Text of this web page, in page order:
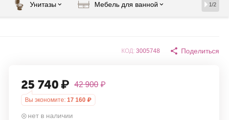
Унитазы Мебель для ванной 1/2
КОД: 3005748 Поделиться
25 740 ₽ 42 900 ₽
Вы экономите: 17 160 ₽
нет в наличии